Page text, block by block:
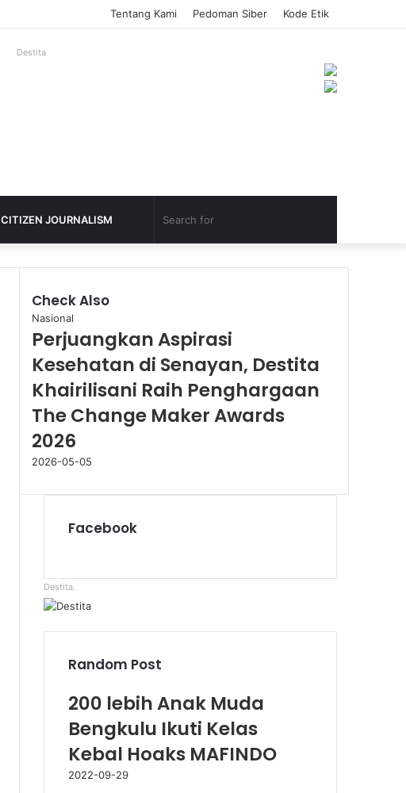
Tentang Kami Pedoman Siber Kode Etik
Destita
CITIZEN JOURNALISM
Check Also
Nasional
Perjuangkan Aspirasi
Kesehatan di Senayan, Destita
Khairilisani Raih Penghargaan
The Change Maker Awards
2026
2026-05-05
Facebook
Destita.
Random Post
200 lebih Anak Muda
Bengkulu Ikuti Kelas
Kebal Hoaks MAFINDO
2022-09-29